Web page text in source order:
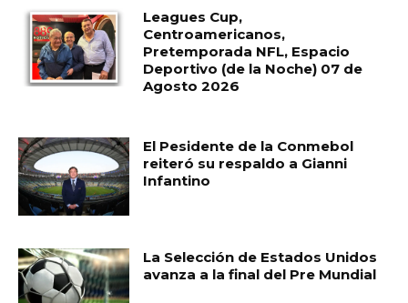
Leagues Cup,
Centroamericanos,
Pretemporada NFL, Espacio
Deportivo (de la Noche) 07 de
Agosto 2026
El Pesidente de la Conmebol
reiteró su respaldo a Gianni
Infantino
La Selección de Estados Unidos
avanza a la final del Pre Mundial